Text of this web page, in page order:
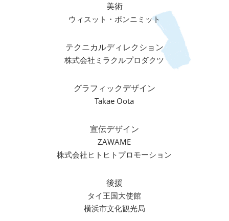
美術
ウィスット・ポンニミット
テクニカルディレクション
株式会社ミラクルプロダクツ
グラフィックデザイン
Takae Oota
宣伝デザイン
ZAWAME
株式会社ヒトヒトプロモーション
後援
タイ王国大使館
横浜市文化観光局